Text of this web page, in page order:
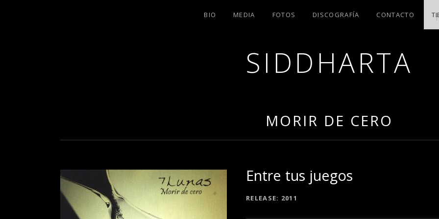
SIDDHARTA
BIO MEDIA FOTOS DISCOGRAFÍA CONTACTO
MORIR DE CERO
Entre tus juegos
RECORD DETAILS
RELEASE 2011